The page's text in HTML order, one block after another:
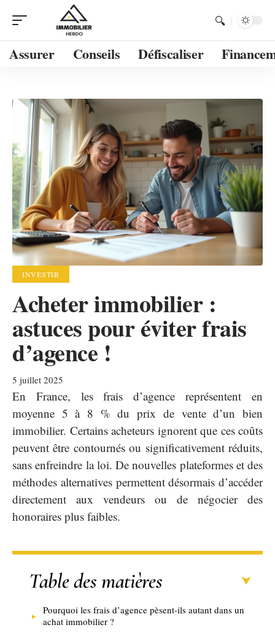
Assurer Conseils Défiscaliser
INVESTIR
Acheter immobilier :
astuces pour éviter frais
d’agence !
5 juillet 2025
En France, les frais d’agence représentent en
moyenne 5 à 8 % du prix de vente d’un bien
immobilier. Certains acheteurs ignorent que ces coûts
peuvent être contournés ou significativement réduits,
sans enfreindre la loi. De nouvelles plateformes et des
méthodes alternatives permettent désormais d’accéder
directement aux vendeurs ou de négocier des
honoraires plus faibles.
Table des matières
Pourquoi les frais d’agence pèsent-ils autant dans un
achat immobilier ?